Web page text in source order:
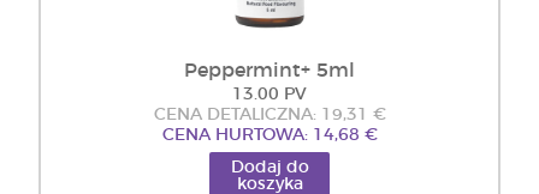
Peppermint+ 5ml
13.00 PV
CENA DETALICZNA: 19,31 €
CENA HURTOWA: 14,68 €
Dodaj do
koszyka